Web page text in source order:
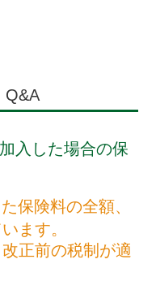
Q&A
入した場合の保
保険料の全額、
ます。
正前の税制が適